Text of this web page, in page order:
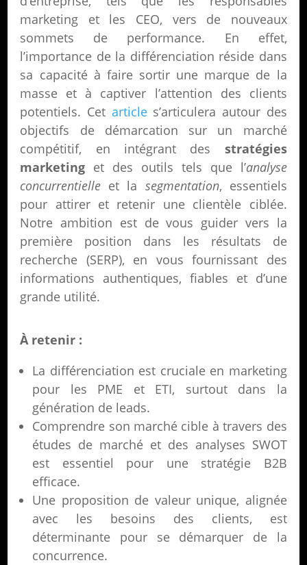
marketing et les CEO, vers de nouveaux
sommets de performance. En effet,
l’importance de la différenciation réside dans
sa capacité à faire sortir une marque de la
masse et à captiver l’attention des clients
potentiels. Cet articles’articulera autour des
objectifs de démarcation sur un marché
compétitif, en intégrant des stratégies
marketing et des outils tels que l’analyse
concurrentielle et la segmentation, essentiels
pour attirer et retenir une clientèle ciblée.
Notre ambition est de vous guider vers la
première position dans les résultats de
recherche (SERP), en vous fournissant des
informations authentiques, fiables et d’une
grande utilité.
À retenir :
La différenciation est cruciale en marketing
pour les PME et ETI, surtout dans la
génération de leads.
Comprendre son marché cible à travers des
études de marché et des analyses SWOT
est essentiel pour une stratégie B2B
efficace.
Une proposition de valeur unique, alignée
avec les besoins des clients, est
déterminante pour se démarquer de la
concurrence.